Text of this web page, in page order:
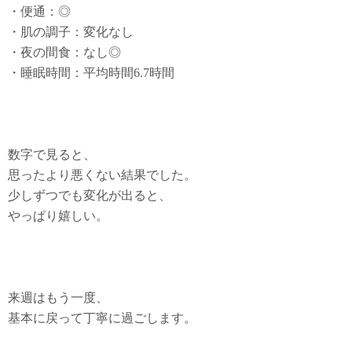
・便通：◎
・肌の調子：変化なし
・夜の間食：なし◎
・睡眠時間：平均時間6.7時間
数字で見ると、
思ったより悪くない結果でした。
少しずつでも変化が出ると、
やっぱり嬉しい。
来週はもう一度、
基本に戻って丁寧に過ごします。